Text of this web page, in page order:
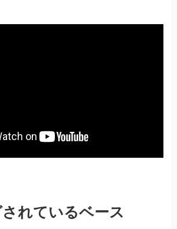
れているベース